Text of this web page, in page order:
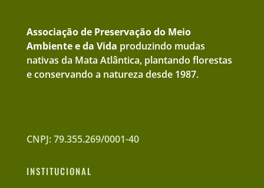
Associação de Preservação do Meio
Ambiente e da Vida produzindo mudas
nativas da Mata Atlântica, plantando florestas
e conservando a natureza desde 1987.
CNPJ: 79.355.269/0001-40
INSTITUCIONAL